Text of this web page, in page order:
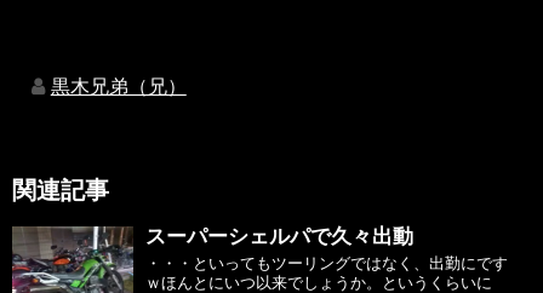
黒木兄弟（兄）
関連記事
スーパーシェルパで久々出動
・・・といってもツーリングではなく、出勤にです
ｗほんとにいつ以来でしょうか。というくらいに